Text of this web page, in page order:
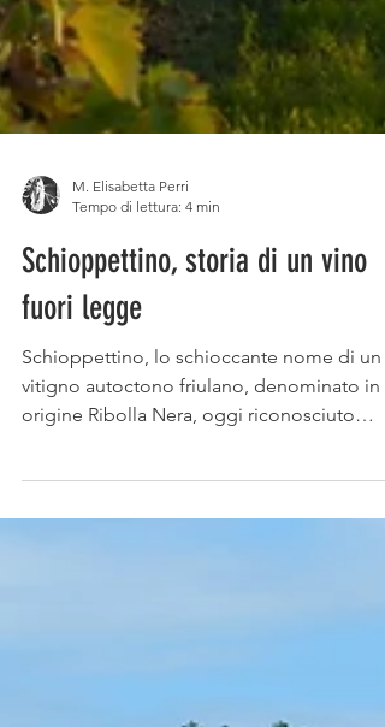
Tempo di lettura: 4 min
Schioppettino, storia di un vino
fuori legge
Schioppettino, lo schioccante nome di un
identitarie del Friuli insieme a Pignolo e